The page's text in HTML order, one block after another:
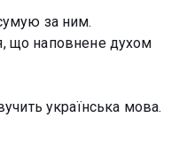
за ним.
що наповнене духом
українська мова.